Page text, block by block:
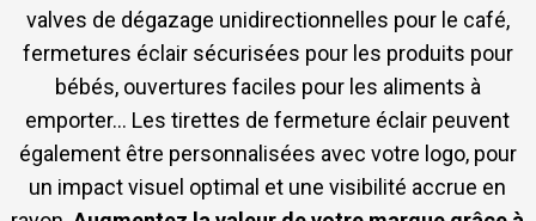
valves de dégazage unidirectionnelles pour le café,
fermetures éclair sécurisées pour les produits pour
bébés, ouvertures faciles pour les aliments à
emporter… Les tirettes de fermeture éclair peuvent
également être personnalisées avec votre logo, pour
un impact visuel optimal et une visibilité accrue en